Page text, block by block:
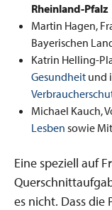
Rheinland-Pfalz
Martin Hagen,
Bayerischen
Katrin Helling-
Gesundheit und
Michael Kauch,
Lesben sowie
Eine speziell auf
es nicht. Dass die